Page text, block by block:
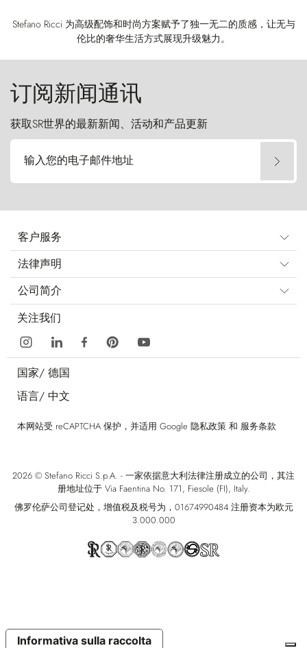
Stefano Ricci 为高级配饰和时尚方案赋予了独一无二的质感，让无与
伦比的奢华生活方式展现升级魅力。
订阅新闻通讯
获取SR世界的最新新闻、活动和产品更新
输入您的电子邮件地址
客户服务
法律声明
公司简介
关注我们
国家/ 德国
语言/ 中文
本网站受 reCAPTCHA 保护，并适用 Google 隐私政策 和 服务条款
2026 © Stefano Ricci S.p.A. - 一家依据意大利法律注册成立的公司，其注
册地址位于 Via Faentina No. 171, Fiesole (FI), Italy.
佛罗伦萨公司登记处，增值税及税号为，01674990484 注册资本为欧元
3.000.000
Informativa sulla raccolta